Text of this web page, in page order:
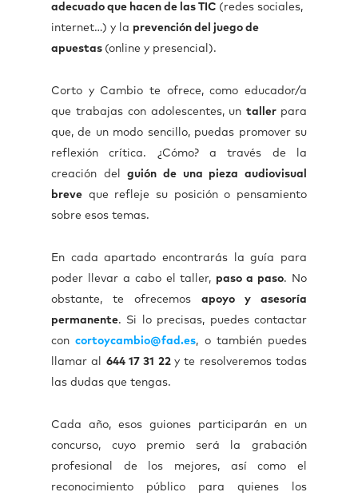
adecuado que hacen de las TIC (redes sociales,
internet…) y la prevención del juego de
apuestas (online y presencial).
Corto y Cambio te ofrece, como educador/a
que trabajas con adolescentes, untaller para
que, de un modo sencillo, puedas promover su
reflexión crítica. ¿Cómo? a través de la
creación delguión de una pieza audiovisual
breve que refleje su posición o pensamiento
sobre esos temas.
En cada apartado encontrarás la guía para
poder llevar a cabo el taller, paso a paso. No
obstante, te ofrecemos apoyo y asesoría
permanente. Si lo precisas, puedes contactar
con cortoycambio@fad.es, o también puedes
llamar al 644 17 31 22y te resolveremos todas
las dudas que tengas.
Cada año, esos guiones participarán en un
concurso, cuyo premio será la grabación
profesional de los mejores, así como el
reconocimiento público para quienes los